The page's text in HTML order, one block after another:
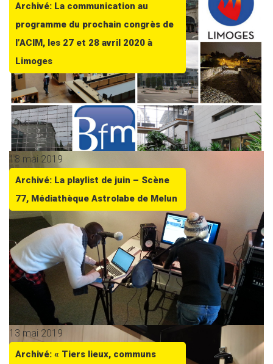
Archivé: La communication au
programme du prochain congrès de
l’ACIM, les 27 et 28 avril 2020 à
Limoges
18 mai 2019
Archivé: La playlist de juin – Scène
77, Médiathèque Astrolabe de Melun
13 mai 2019
Archivé: « Tiers lieux, communs